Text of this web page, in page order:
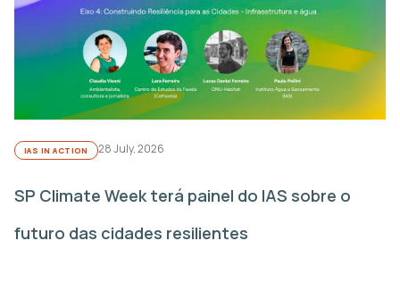
IAS IN ACTION 28 July, 2026
SP Climate Week terá painel do IAS sobre o
futuro das cidades resilientes